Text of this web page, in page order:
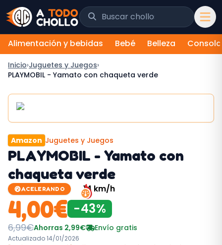
Saltar al contenido
Buscar chollos y tiendas
Alimentación y bebidas Bebé Belleza
Inicio›Juguetes y Juegos›
PLAYMOBIL - Yamato con chaqueta verde
Amazon Juguetes y Juegos
PLAYMOBIL - Yamato con
chaqueta verde
ACELERANDO 14 km/h
4,00€ -43%
6,99€Ahorras 2,99€ Envío gratis
Actualizado14/01/2026